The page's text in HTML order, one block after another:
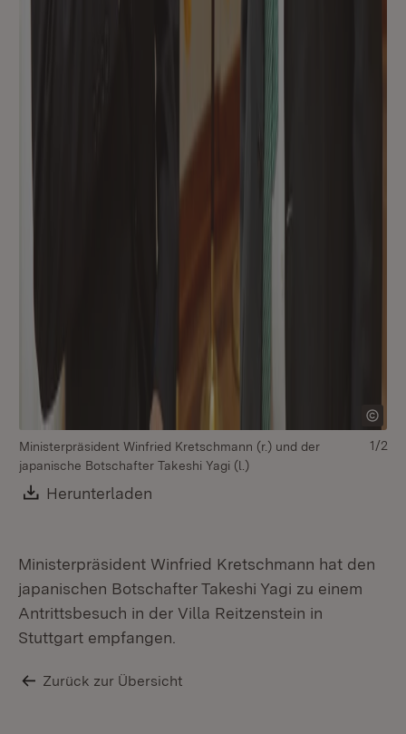
Ministerpräsident Winfried Kretschmann (r.) und der
japanische Botschafter Takeshi Yagi (l.)
Download:
Herunterladen
1/2
Ministerpräsident Winfried Kretschmann hat den
japanischen Botschafter Takeshi Yagi zu einem
Antrittsbesuch in der Villa Reitzenstein in
Stuttgart empfangen.
Zurück zur Übersicht